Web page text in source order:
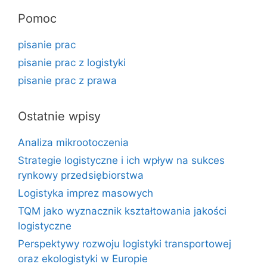
Pomoc
pisanie prac
pisanie prac z logistyki
pisanie prac z prawa
Ostatnie wpisy
Analiza mikrootoczenia
Strategie logistyczne i ich wpływ na sukces
rynkowy przedsiębiorstwa
Logistyka imprez masowych
TQM jako wyznacznik kształtowania jakości
logistyczne
Perspektywy rozwoju logistyki transportowej
oraz ekologistyki w Europie